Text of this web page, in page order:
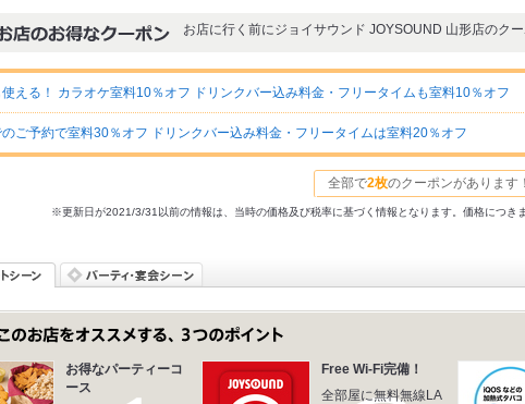
お店に行く前にジョイサウンド JOYSOUND 山形店のク
える！ カラオケ室料10％オフ ドリンクバー込み料金・フリータイムも室料10％オフ
ご予約で室料30％オフ ドリンクバー込み料金・フリータイムは室料20％オフ
全部で2枚のクーポンがあります！
※更新日が2021/3/31以前の情報は、当時の価格及び税率に基づく情報となります。価格につき
お得なパーティーコ
ース
Free Wi-Fi完備！
全部屋に無料無線LA